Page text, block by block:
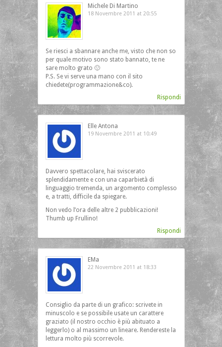
Michele Di Martino
18 Novembre 2011 at 20:55
Se riesci a sbannare anche me, visto che non so
per quale motivo sono stato bannato, te ne
sare molto grato 🙂
P.S. Se vi serve una mano con il sito
chiedete(programmazione&co).
Rispondi
Elle Antona
19 Novembre 2011 at 10:49
Davvero spettacolare, hai sviscerato
splendidamente e con una caparbietà di
linguaggio tremenda, un argomento complesso
e, a tratti, difficile da spiegare.
Non vedo l’ora delle altre 2 pubblicazioni!
Thumb up Frullino!
Rispondi
EMa
22 Novembre 2011 at 18:33
Consiglio da parte di un grafico: scrivete in
minuscolo e se possibile usate un carattere
graziato (il nostro occhio è più abituato a
leggerlo) o al massimo un lineare. Rendereste la
lettura molto più scorrevole.